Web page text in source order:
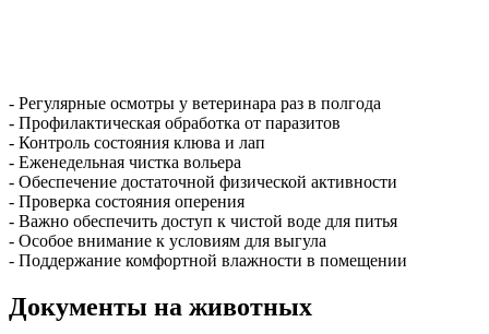
- Регулярные осмотры у ветеринара раз в полгода
- Профилактическая обработка от паразитов
- Контроль состояния клюва и лап
- Еженедельная чистка вольера
- Обеспечение достаточной физической активности
- Проверка состояния оперения
- Важно обеспечить доступ к чистой воде для питья
- Особое внимание к условиям для выгула
- Поддержание комфортной влажности в помещении
Документы на животных